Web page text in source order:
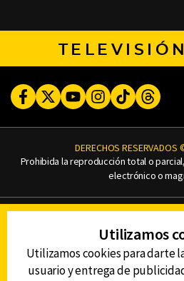
TELEVISIÓN
FacebookTwitterYoutubeInstagram
TikTok
DERECHOS
Prohibida la reproducción total o
electrónico o
AVISO DE
AVISO LEGAL
DEFENSORÍA DE LAS
Utilizamos
Utilizamos cookies para darte
usuario y entrega de